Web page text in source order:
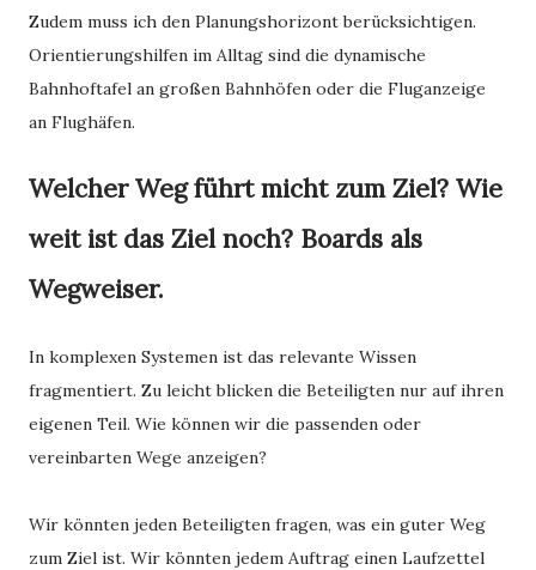
Zudem muss ich den Planungshorizont berücksichtigen.
Orientierungshilfen im Alltag sind die dynamische
Bahnhoftafel an großen Bahnhöfen oder die Fluganzeige
an Flughäfen.
Welcher Weg führt micht zum Ziel? Wie
weit ist das Ziel noch? Boards als
Wegweiser.
In komplexen Systemen ist das relevante Wissen
fragmentiert. Zu leicht blicken die Beteiligten nur auf ihren
eigenen Teil. Wie können wir die passenden oder
vereinbarten Wege anzeigen?
Wir könnten jeden Beteiligten fragen, was ein guter Weg
zum Ziel ist. Wir könnten jedem Auftrag einen Laufzettel